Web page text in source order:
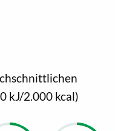
kJ/2.000 kcal)